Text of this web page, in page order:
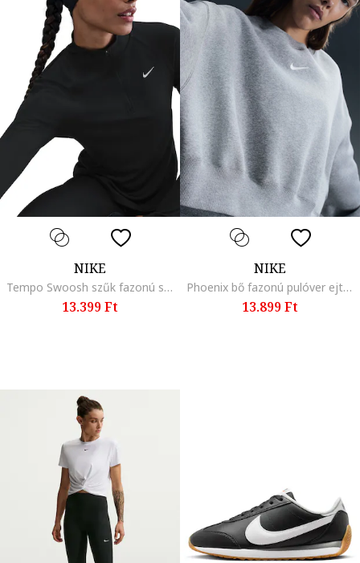
NIKE
Tempo Swoosh szűk fazonú sportfelső lekerekített alsó szegéllyel, Fehér/Fekete
13.399 Ft
NIKE
Phoenix bő fazonú pulóver ejtett ujjakkal, Melange szürke
13.899 Ft